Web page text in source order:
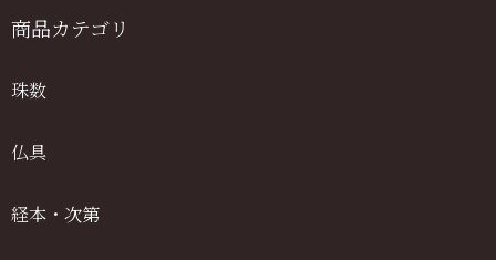
商品カテゴリ
珠数
仏具
経本・次第